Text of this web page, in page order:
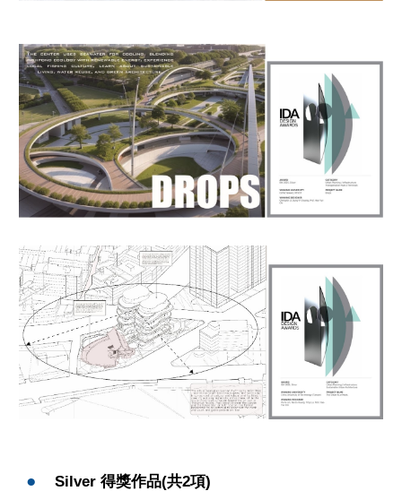
● Silver 得獎作品(共2項)